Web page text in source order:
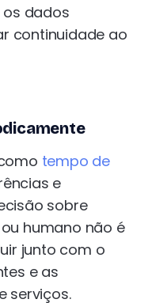
dados
continuidade ao
tempo de
e
sobre
humano não é
junto com o
e as
serviços.